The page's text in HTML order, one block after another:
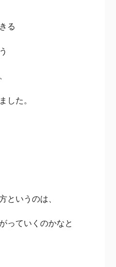
る
した。
というのは、
っていくのかなと